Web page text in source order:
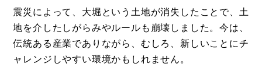
震災によって、大堀という土地が消失したことで、土
地を介したしがらみやルールも崩壊しました。今は、
伝統ある産業でありながら、むしろ、新しいことにチ
ャレンジしやすい環境かもしれません。